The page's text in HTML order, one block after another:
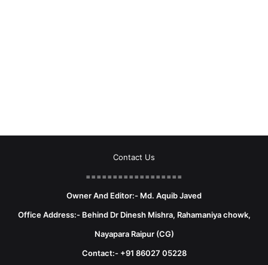
Contact Us
==================
Owner And Editor:- Md. Aquib Javed
Office Address:- Behind Dr Dinesh Mishra, Rahamaniya chowk,
Nayapara Raipur (CG)
Contact:- +91 86027 05228